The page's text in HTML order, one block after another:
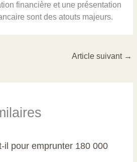
financière et une présentation
sont des atouts majeurs.
Article suivant →
il pour emprunter 180 000